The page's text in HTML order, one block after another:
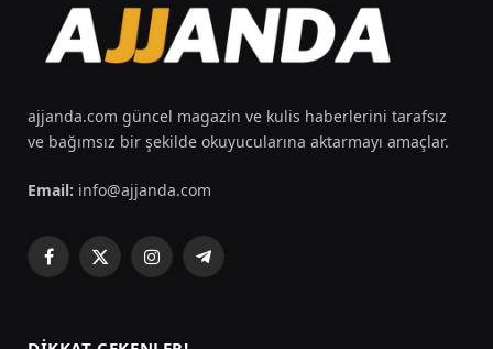
ajjanda.com güncel magazin ve kulis haberlerini tarafsız
ve bağımsız bir şekilde okuyucularına aktarmayı amaçlar.
Email: info@ajjanda.com
Facebook
X
InstagramTelegram